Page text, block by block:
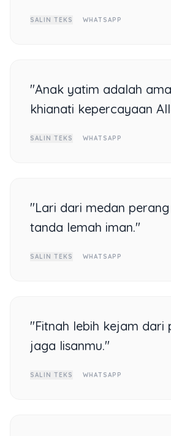
SALIN TEKS WHATSAPP
"Anak yatim adalah
khianati kepercayaan
SALIN TEKS WHATSAPP
"Lari dari medan
tanda lemah iman."
SALIN TEKS WHATSAPP
"Fitnah lebih kejam dari
jaga lisanmu."
SALIN TEKS WHATSAPP